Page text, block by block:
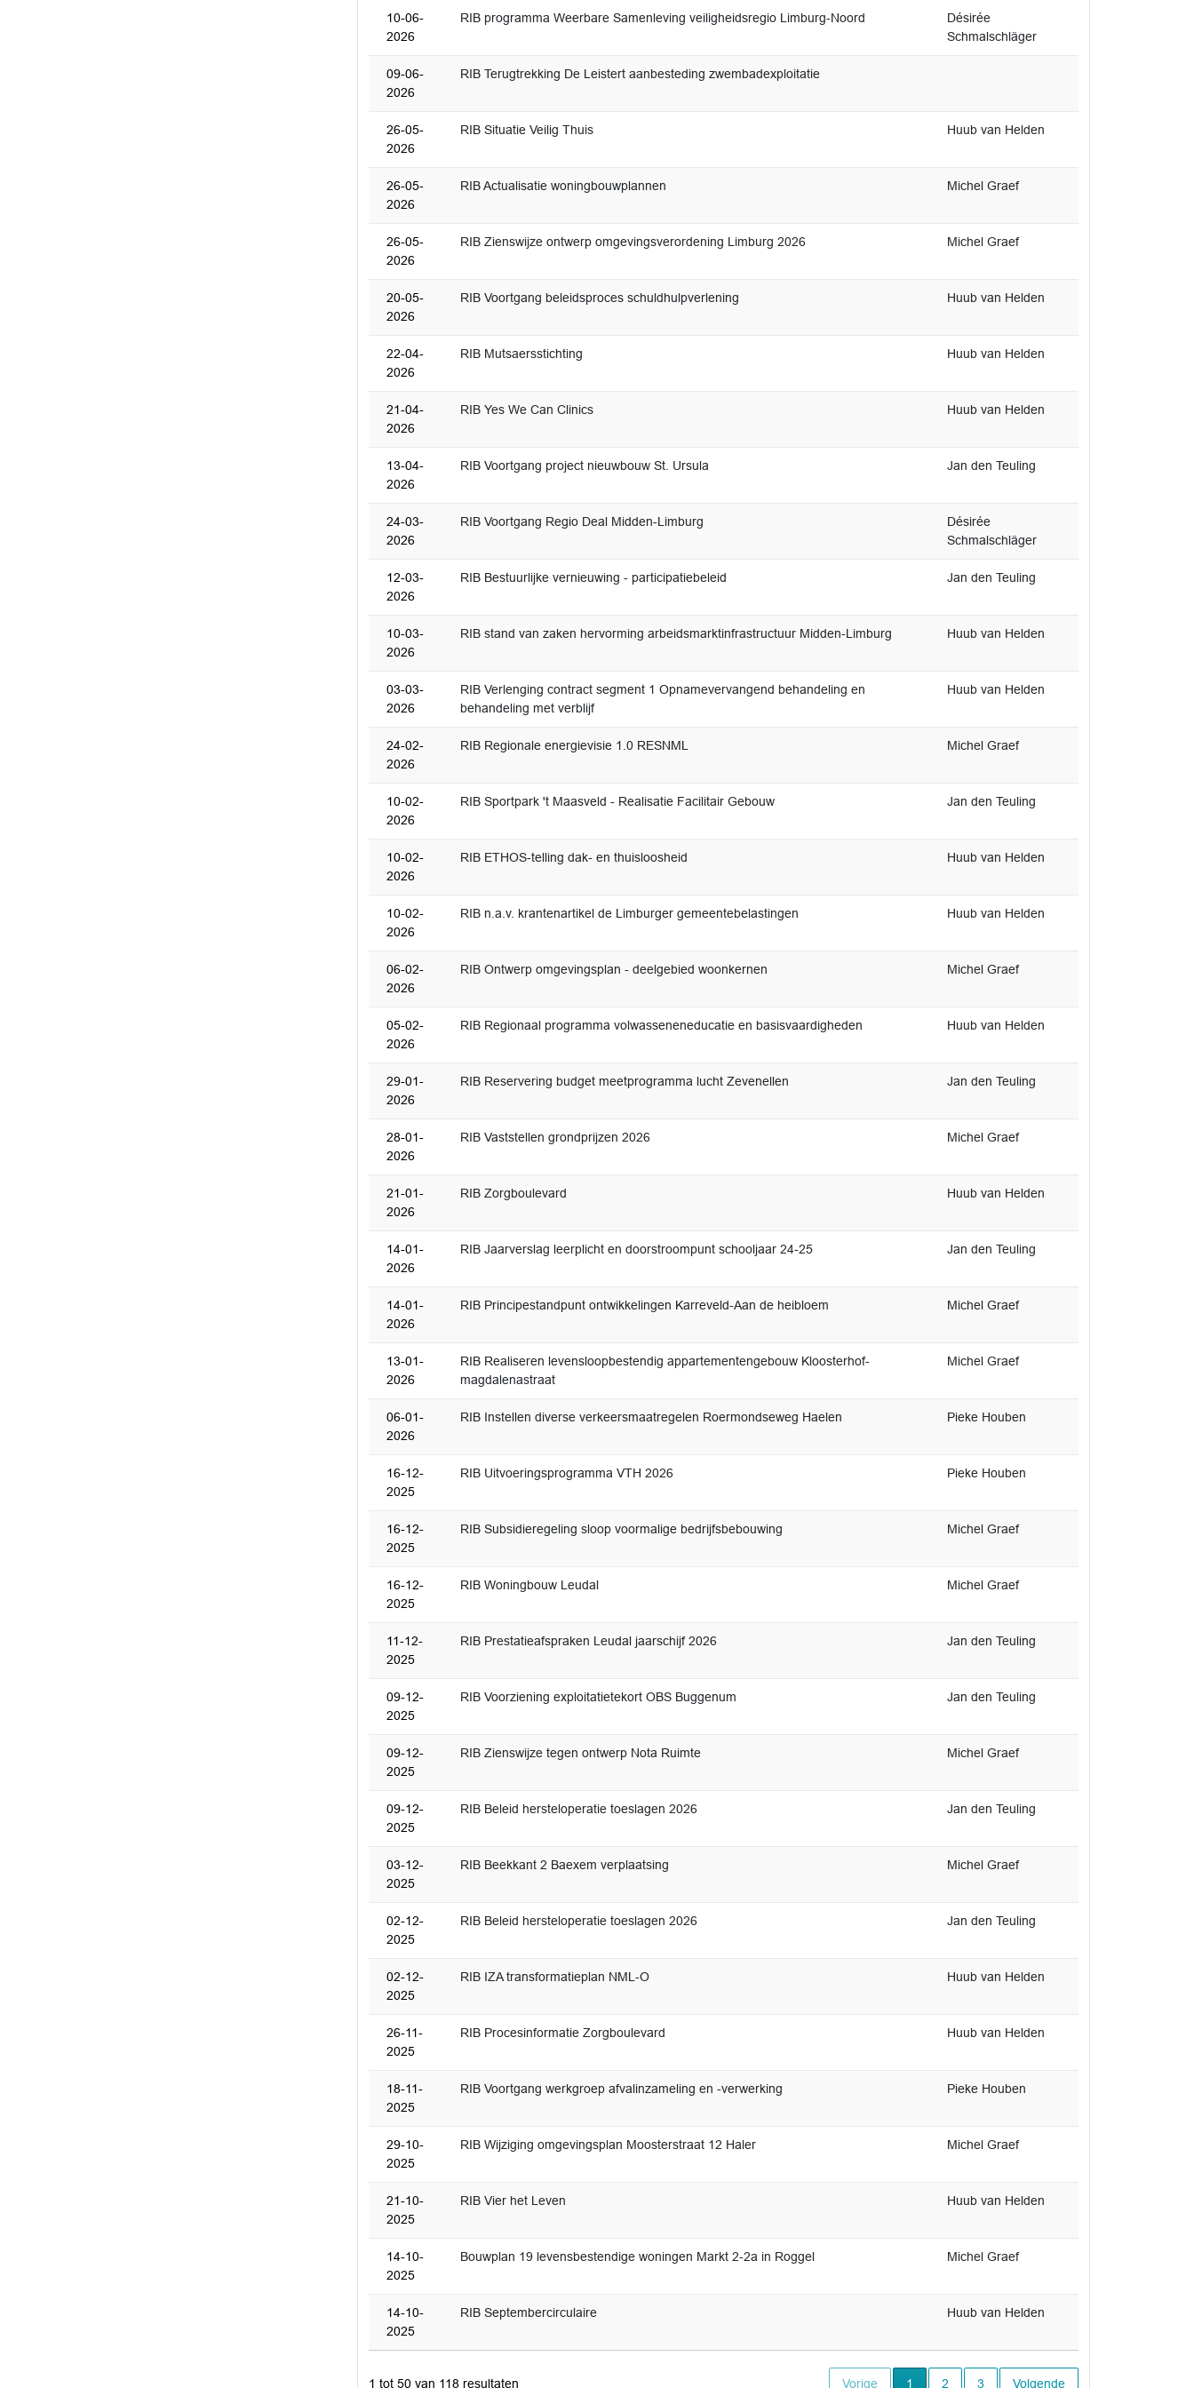
10-06-
2026
RIB programma Weerbare Samenleving veiligheidsregio Limburg-Noord
Désirée
Schmalschläger
09-06-
2026
RIB Terugtrekking De Leistert aanbesteding zwembadexploitatie
26-05-
2026
RIB Situatie Veilig Thuis Huub van Helden
26-05-
2026
RIB Actualisatie woningbouwplannen Michel Graef
26-05-
2026
RIB Zienswijze ontwerp omgevingsverordening Limburg 2026 Michel Graef
20-05-
2026
RIB Voortgang beleidsproces schuldhulpverlening Huub van Helden
22-04-
2026
RIB Mutsaersstichting Huub van Helden
21-04-
2026
RIB Yes We Can Clinics Huub van Helden
13-04-
2026
RIB Voortgang project nieuwbouw St. Ursula Jan den Teuling
24-03-
2026
RIB Voortgang Regio Deal Midden-Limburg
Désirée
Schmalschläger
12-03-
2026
RIB Bestuurlijke vernieuwing - participatiebeleid Jan den Teuling
10-03-
2026
RIB stand van zaken hervorming arbeidsmarktinfrastructuur Midden-Limburg Huub van Helden
03-03-
2026
RIB Verlenging contract segment 1 Opnamevervangend behandeling en
behandeling met verblijf
Huub van Helden
24-02-
2026
RIB Regionale energievisie 1.0 RESNML Michel Graef
10-02-
2026
RIB Sportpark 't Maasveld - Realisatie Facilitair Gebouw Jan den Teuling
10-02-
2026
RIB ETHOS-telling dak- en thuisloosheid Huub van Helden
10-02-
2026
RIB n.a.v. krantenartikel de Limburger gemeentebelastingen Huub van Helden
06-02-
2026
RIB Ontwerp omgevingsplan - deelgebied woonkernen Michel Graef
05-02-
2026
RIB Regionaal programma volwasseneneducatie en basisvaardigheden Huub van Helden
29-01-
2026
RIB Reservering budget meetprogramma lucht Zevenellen Jan den Teuling
28-01-
2026
RIB Vaststellen grondprijzen 2026 Michel Graef
21-01-
2026
RIB Zorgboulevard Huub van Helden
14-01-
2026
RIB Jaarverslag leerplicht en doorstroompunt schooljaar 24-25 Jan den Teuling
14-01-
2026
RIB Principestandpunt ontwikkelingen Karreveld-Aan de heibloem Michel Graef
13-01-
2026
RIB Realiseren levensloopbestendig appartementengebouw Kloosterhof-
magdalenastraat
Michel Graef
06-01-
2026
RIB Instellen diverse verkeersmaatregelen Roermondseweg Haelen Pieke Houben
16-12-
2025
RIB Uitvoeringsprogramma VTH 2026 Pieke Houben
16-12-
2025
RIB Subsidieregeling sloop voormalige bedrijfsbebouwing Michel Graef
16-12-
2025
RIB Woningbouw Leudal Michel Graef
11-12-
2025
RIB Prestatieafspraken Leudal jaarschijf 2026 Jan den Teuling
09-12-
2025
RIB Voorziening exploitatietekort OBS Buggenum Jan den Teuling
09-12-
2025
RIB Zienswijze tegen ontwerp Nota Ruimte Michel Graef
09-12-
2025
RIB Beleid hersteloperatie toeslagen 2026 Jan den Teuling
03-12-
2025
RIB Beekkant 2 Baexem verplaatsing Michel Graef
02-12-
2025
RIB Beleid hersteloperatie toeslagen 2026 Jan den Teuling
02-12-
2025
RIB IZA transformatieplan NML-O Huub van Helden
26-11-
2025
RIB Procesinformatie Zorgboulevard Huub van Helden
18-11-
2025
RIB Voortgang werkgroep afvalinzameling en -verwerking Pieke Houben
29-10-
2025
RIB Wijziging omgevingsplan Moosterstraat 12 Haler Michel Graef
21-10-
2025
RIB Vier het Leven Huub van Helden
14-10-
2025
Bouwplan 19 levensbestendige woningen Markt 2-2a in Roggel Michel Graef
14-10-
2025
RIB Septembercirculaire Huub van Helden
1 tot 50 van 118 resultaten Vorige 1 Huidige pagina
2 3 Volgende